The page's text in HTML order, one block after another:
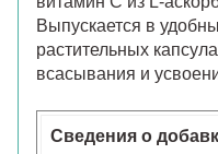
Выпускается в
растительных
всасывания и
Сведения о